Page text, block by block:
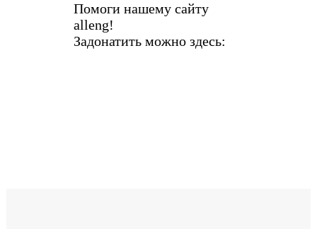
Помоги нашему сайту
alleng!
Задонатить можно здесь: